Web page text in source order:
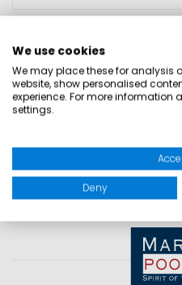
We use cookies
We may place these for analysis
website, show personalised
experience. For more information
settings.
Deny